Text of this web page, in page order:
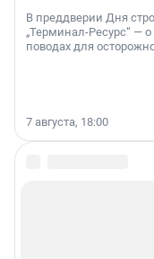
В преддверии Дня
„Терминал-Ресурс“ —
поводах для
7 августа, 18:00